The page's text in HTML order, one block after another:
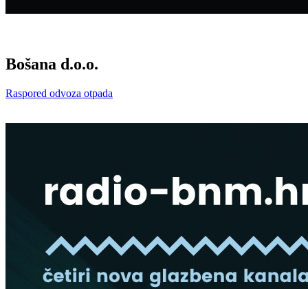
Bošana d.o.o.
Raspored odvoza otpada